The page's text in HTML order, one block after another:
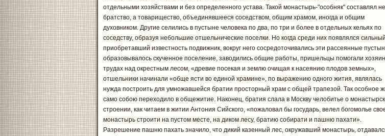
отдельными хозяйствами и без определенного устава. Такой монастырь-"особняк" составлял не
братство, а товарищество, объединявшееся соседством, общим храмом, иногда и общим
духовником. Другие селились в пустыне человека по два, по три и более в отдельных кельях по
соседству, образуя небольшие отшельнические поселки. Но когда среди них появлялся
приобретавший известность подвижник, вокруг него сосредоточивались эти рассеянные
образовывалось скученное поселение, заводились общие работы, пришельцы помогали
трудах над окрестным лесом, «древие посекая и землю очищая к насеянию плодов земных»,
отшельники начинали «обще ясти во единой храмине», по выражению одного жития, являлась
нужда построить для умножавшейся братии просторный храм с общей трапезой. Так особное
само собою переходило в общежитие. Наконец, братия слала в Москву челобитье о
строении, как читаем в житии Антония Сийского, «пожаловал бы государь, велел богомолье
монастырь строити на пустом месте, на диком лесу, братию собирати и пашню пахати».
Разрешение пашню пахать значило, что дикий казенный лес, окружавший монастырь,